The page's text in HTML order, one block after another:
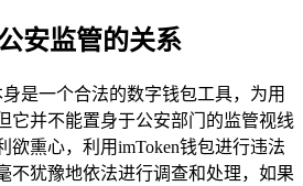
安监管的关系
身是一个合法的数字钱包工具，为用
它并不能置身于公安部门的监管视线
欲熏心，利用imToken钱包进行违法
不犹豫地依法进行调查和处理，如果